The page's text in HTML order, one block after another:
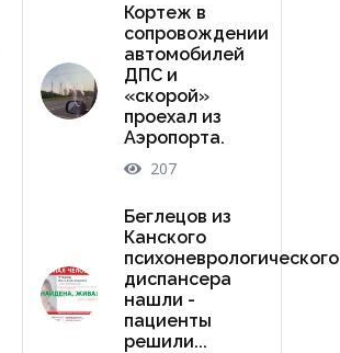
Кортеж в
сопровождении
автомобилей
ДПС и
«скорой»
проехал из
Аэропорта.
207
Беглецов из
Канского
психоневрологического
диспансера
нашли -
пациенты
решили...